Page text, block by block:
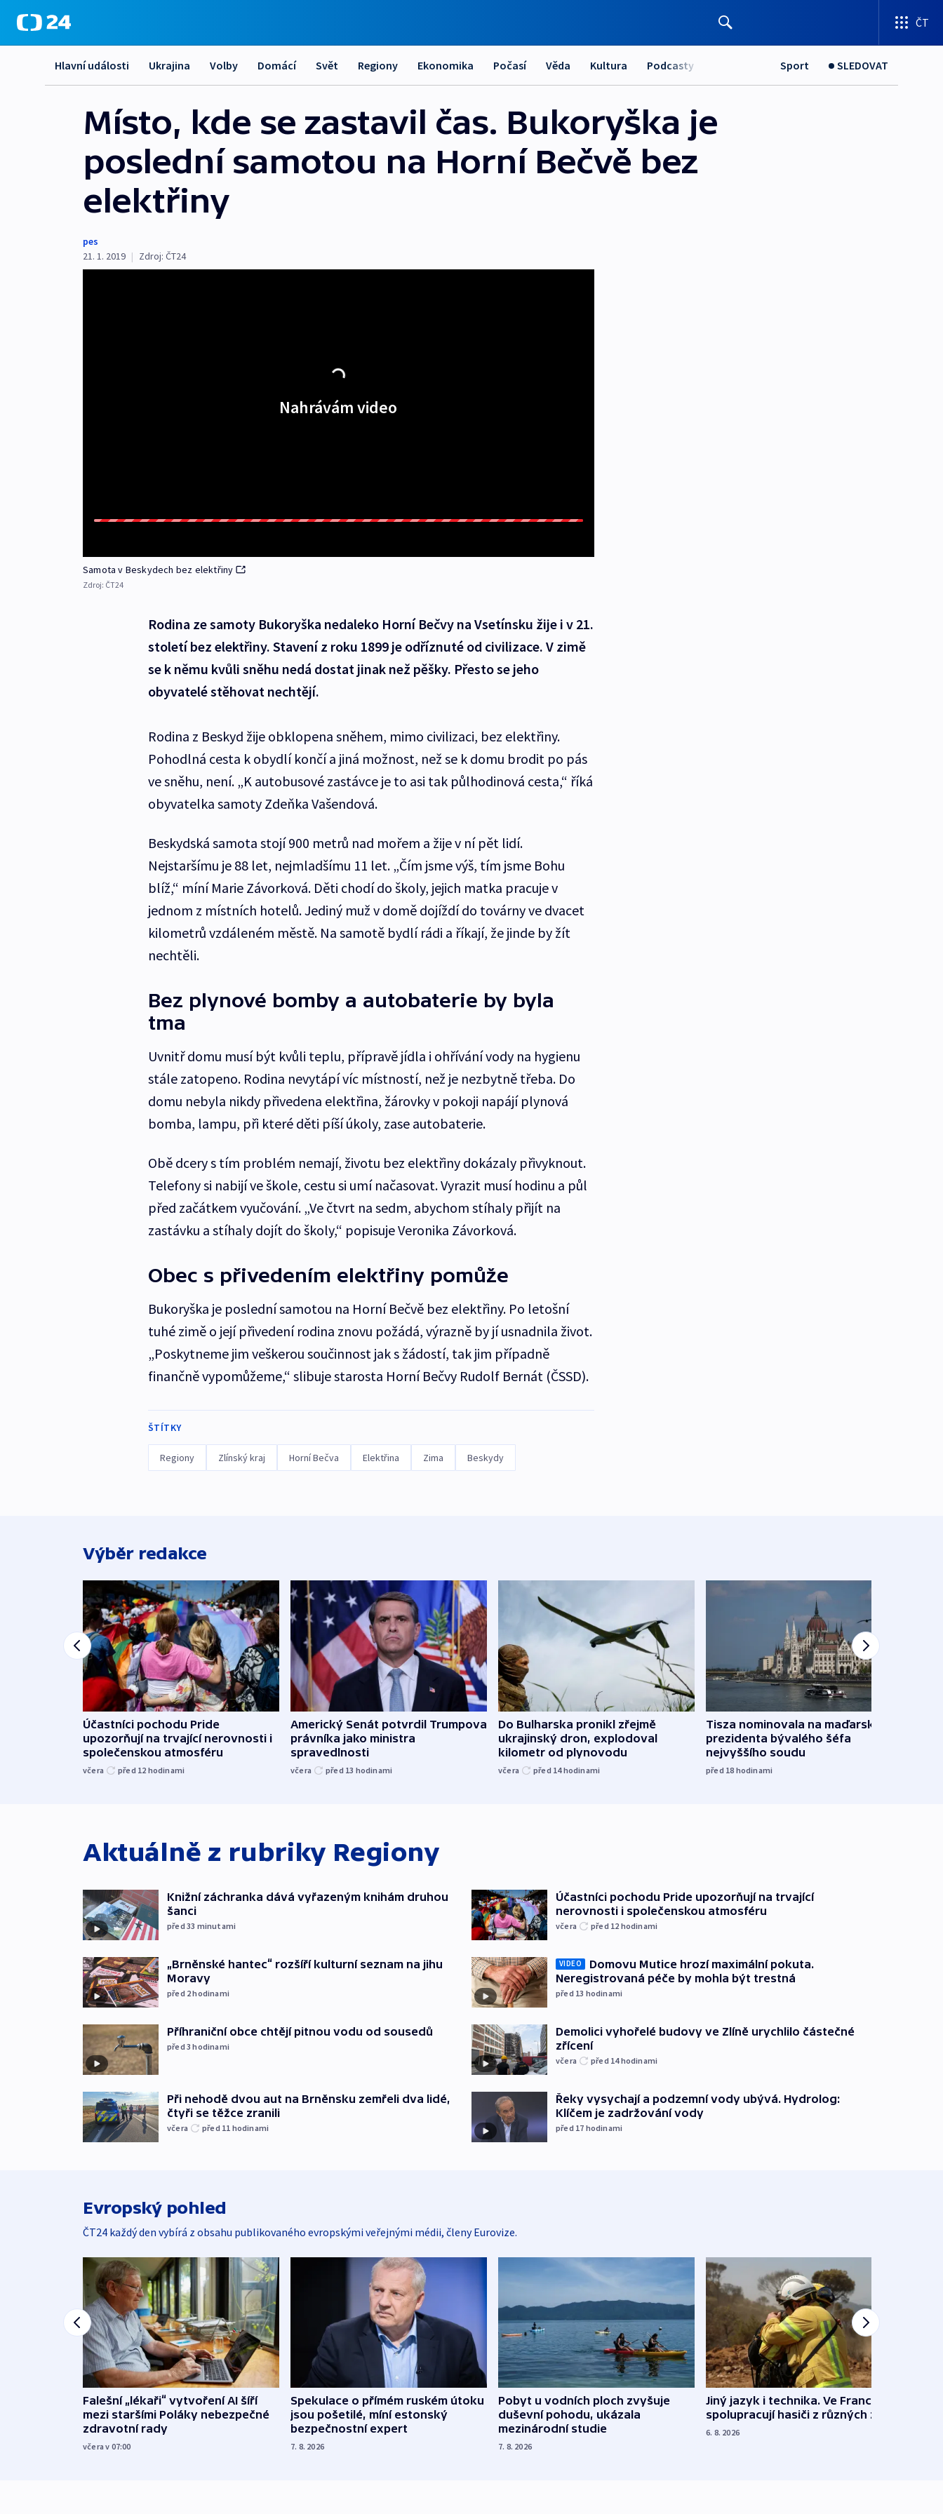
ČT
Hlavní události Ukrajina Volby Domácí Svět Regiony Ekonomika Počasí Věda Kultura Podcasty Sport SLEDOVAT
Místo, kde se zastavil čas. Bukoryška je
poslední samotou na Horní Bečvě bez
elektřiny
pes
21. 1. 2019 | Zdroj: ČT24
Nahrávám video
Samota v Beskydech bez elektřiny
Zdroj: ČT24
Rodina ze samoty Bukoryška nedaleko Horní Bečvy na Vsetínsku žije i v 21.
století bez elektřiny. Stavení z roku 1899 je odříznuté od civilizace. V zimě
se k němu kvůli sněhu nedá dostat jinak než pěšky. Přesto se jeho
obyvatelé stěhovat nechtějí.
Rodina z Beskyd žije obklopena sněhem, mimo civilizaci, bez elektřiny.
Pohodlná cesta k obydlí končí a jiná možnost, než se k domu brodit po pás
ve sněhu, není. „K autobusové zastávce je to asi tak půlhodinová cesta,“ říká
obyvatelka samoty Zdeňka Vašendová.
Beskydská samota stojí 900 metrů nad mořem a žije v ní pět lidí.
Nejstaršímu je 88 let, nejmladšímu 11 let. „Čím jsme výš, tím jsme Bohu
blíž,“ míní Marie Závorková. Děti chodí do školy, jejich matka pracuje v
jednom z místních hotelů. Jediný muž v domě dojíždí do továrny ve dvacet
kilometrů vzdáleném městě. Na samotě bydlí rádi a říkají, že jinde by žít
nechtěli.
Bez plynové bomby a autobaterie by byla
tma
Uvnitř domu musí být kvůli teplu, přípravě jídla i ohřívání vody na hygienu
stále zatopeno. Rodina nevytápí víc místností, než je nezbytně třeba. Do
domu nebyla nikdy přivedena elektřina, žárovky v pokoji napájí plynová
bomba, lampu, při které děti píší úkoly, zase autobaterie.
Obě dcery s tím problém nemají, životu bez elektřiny dokázaly přivyknout.
Telefony si nabijí ve škole, cestu si umí načasovat. Vyrazit musí hodinu a půl
před začátkem vyučování. „Ve čtvrt na sedm, abychom stíhaly přijít na
zastávku a stíhaly dojít do školy,“ popisuje Veronika Závorková.
Obec s přivedením elektřiny pomůže
Bukoryška je poslední samotou na Horní Bečvě bez elektřiny. Po letošní
tuhé zimě o její přivedení rodina znovu požádá, výrazně by jí usnadnila život.
„Poskytneme jim veškerou součinnost jak s žádostí, tak jim případně
finančně vypomůžeme,“ slibuje starosta Horní Bečvy Rudolf Bernát (ČSSD).
ŠTÍTKY
Regiony Zlínský kraj Horní Bečva Elektřina Zima Beskydy
Výběr redakce
Účastníci pochodu Pride
upozorňují na trvající nerovnosti i
společenskou atmosféru
včera před 12 hodinami
Americký Senát potvrdil Trumpova
právníka jako ministra
spravedlnosti
včera před 13 hodinami
Do Bulharska pronikl zřejmě
ukrajinský dron, explodoval
kilometr od plynovodu
včera před 14hodinami
Tisza nominovala na maďarského
prezidenta bývalého šéfa
nejvyššího soudu
před 18 hodinami
Aktuálně z rubriky Regiony
Knižní záchranka dává vyřazeným knihám druhou
šanci
před 33 minutami
„Brněnské hantec“ rozšíří kulturní seznam na jihu
Moravy
před 2hodinami
Příhraniční obce chtějí pitnou vodu od sousedů
před 3hodinami
Při nehodě dvou aut na Brněnsku zemřeli dva lidé,
čtyři se těžce zranili
včera před 11 hodinami
Účastníci pochodu Pride upozorňují na trvající
nerovnosti i společenskou atmosféru
včera před 12 hodinami
VIDEO
Domovu Mutice hrozí maximální pokuta.
Neregistrovaná péče by mohla být trestná
před 13 hodinami
Demolici vyhořelé budovy ve Zlíně urychlilo částečné
zřícení
včera před 14hodinami
Řeky vysychají a podzemní vody ubývá. Hydrolog:
Klíčem je zadržování vody
před 17 hodinami
Evropský pohled
ČT24 každý den vybírá z obsahu publikovaného evropskými veřejnými médii, členy Eurovize.
Falešní „lékaři“ vytvoření AI šíří
mezi staršími Poláky nebezpečné
zdravotní rady
včera v 07:00
Spekulace o přímém ruském útoku
jsou pošetilé, míní estonský
bezpečnostní expert
7. 8. 2026
Pobyt u vodních ploch zvyšuje
duševní pohodu, ukázala
mezinárodní studie
7. 8. 2026
Jiný jazyk i technika. Ve Francii
spolupracují hasiči z různých zemí
6. 8. 2026